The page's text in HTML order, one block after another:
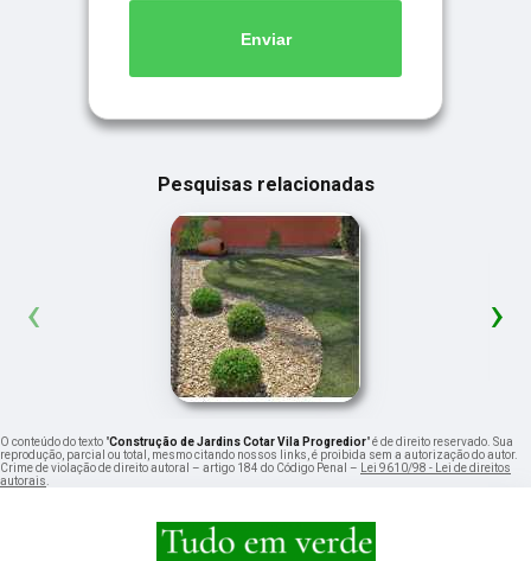
Enviar
Pesquisas relacionadas
‹ ›
O conteúdo do texto "Construção de Jardins Cotar Vila Progredior" é de direito reservado. Sua
reprodução, parcial ou total, mesmo citando nossos links, é proibida sem a autorização do autor.
Crime de violação de direito autoral – artigo 184 do Código Penal – Lei 9610/98 - Lei de direitos
autorais.